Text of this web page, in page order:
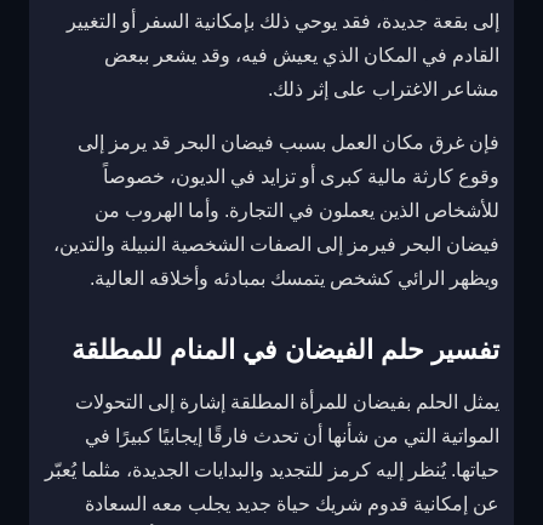
إلى بقعة جديدة، فقد يوحي ذلك بإمكانية السفر أو التغيير
القادم في المكان الذي يعيش فيه، وقد يشعر ببعض
مشاعر الاغتراب على إثر ذلك.
فإن غرق مكان العمل بسبب فيضان البحر قد يرمز إلى
وقوع كارثة مالية كبرى أو تزايد في الديون، خصوصاً
للأشخاص الذين يعملون في التجارة. وأما الهروب من
فيضان البحر فيرمز إلى الصفات الشخصية النبيلة والتدين،
ويظهر الرائي كشخص يتمسك بمبادئه وأخلاقه العالية.
تفسير حلم الفيضان في المنام للمطلقة
يمثل الحلم بفيضان للمرأة المطلقة إشارة إلى التحولات
المواتية التي من شأنها أن تحدث فارقًا إيجابيًا كبيرًا في
حياتها. يُنظر إليه كرمز للتجديد والبدايات الجديدة، مثلما يُعبّر
عن إمكانية قدوم شريك حياة جديد يجلب معه السعادة